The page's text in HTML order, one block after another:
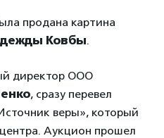
продана картина
Ковбы.
директор ООО
, сразу перевел
веры», который
Аукцион прошел